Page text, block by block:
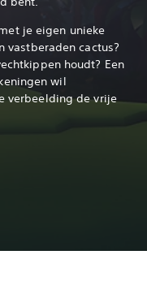
je eigen unieke
vastberaden cactus?
houdt? Een
wil
verbeelding de vrije